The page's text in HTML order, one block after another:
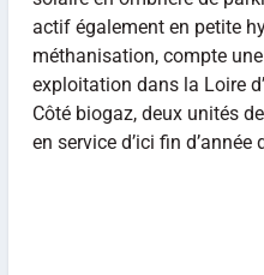
actif également en petite
méthanisation, compte
exploitation dans la Loire
Côté biogaz, deux unités
en service d’ici fin d’année